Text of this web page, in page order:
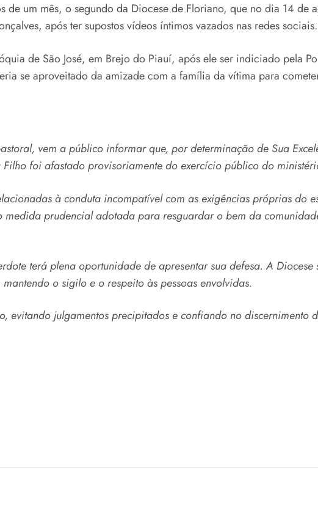
um mês, o segundo da Diocese de Floriano, que no dia 14 de
após ter supostos vídeos íntimos vazados nas redes sociais.
de São José, em Brejo do Piauí, após ele ser indiciado pela
se aproveitado da amizade com a família da vítima para
vem a público informar que, por determinação de Sua
Filho foi afastado provisoriamente do exercício público do
à conduta incompatível com as exigências próprias do
medida prudencial adotada para resguardar o bem da
terá plena oportunidade de apresentar sua defesa. A
o sigilo e o respeito às pessoas envolvidas.
evitando julgamentos precipitados e confiando no discernimento